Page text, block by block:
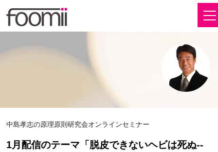
中島孝志の原理原則研究会オンラインセミナー
1月配信のテーマ「脱皮できないヘビは死ぬ--